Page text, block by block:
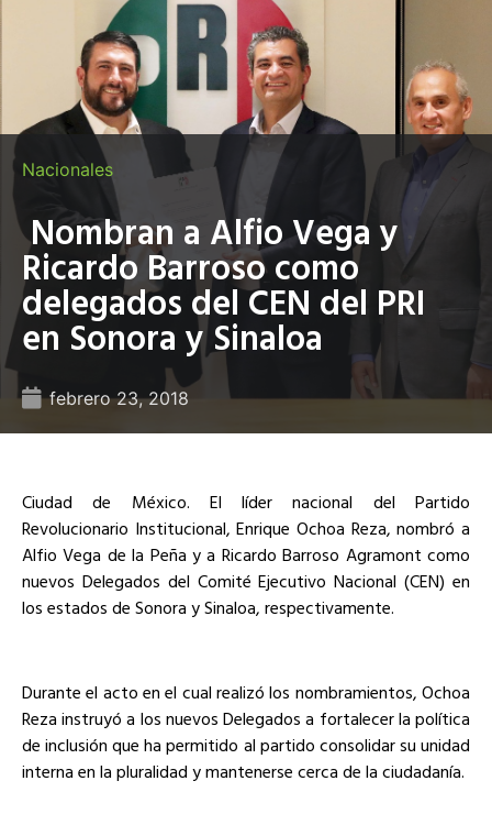
Nacionales
Nombran a Alfio Vega y
Ricardo Barroso como
delegados del CEN del PRI
en Sonora y Sinaloa
febrero 23, 2018
Ciudad de México. El líder nacional del Partido
Revolucionario Institucional, Enrique Ochoa Reza, nombró a
Alfio Vega de la Peña y a Ricardo Barroso Agramont como
nuevos Delegados del Comité Ejecutivo Nacional (CEN) en
los estados de Sonora y Sinaloa, respectivamente.
Durante el acto en el cual realizó los nombramientos, Ochoa
Reza instruyó a los nuevos Delegados a fortalecer la política
de inclusión que ha permitido al partido consolidar su unidad
interna en la pluralidad y mantenerse cerca de la ciudadanía.